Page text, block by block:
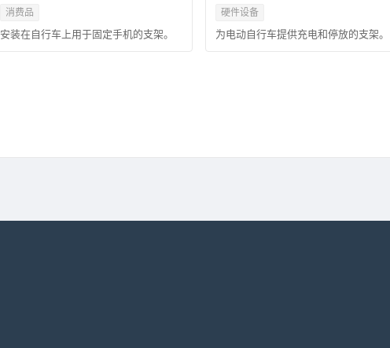
消费品
安装在自行车上用于固定手机的支架。
硬件设备
为电动自行车提供充电和停放的支架。